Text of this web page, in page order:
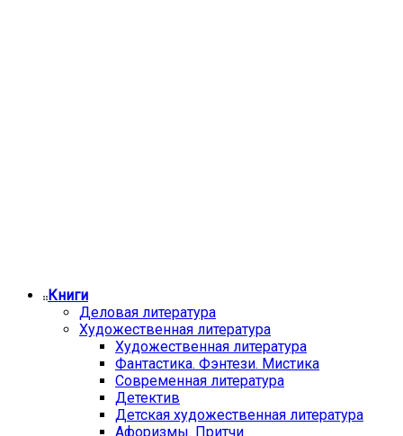
Книги
Деловая литература
Художественная литература
Художественная литература
Фантастика. Фэнтези. Мистика
Современная литература
Детектив
Детская художественная литература
Афоризмы. Притчи